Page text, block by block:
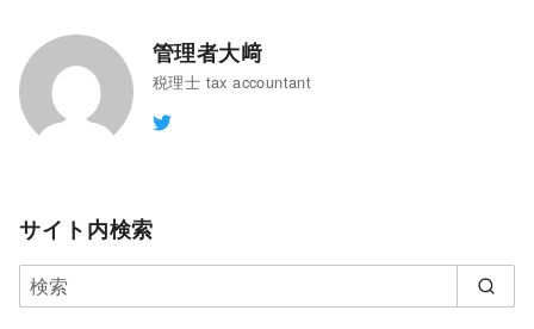
管理者大﨑
税理士 tax accountant
サイト内検索